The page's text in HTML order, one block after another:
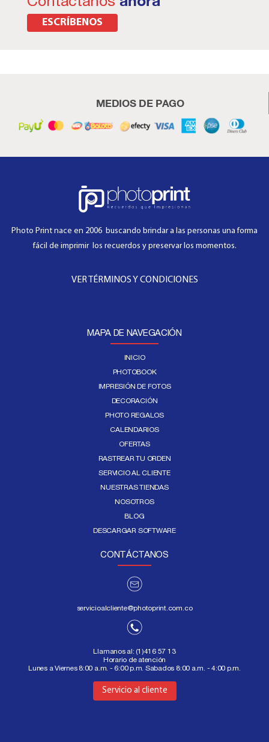
ESCRÍBENOS
MEDIOS DE PAGO
Photo Print nace en 2006 buscando brindar a las personas una forma
fácil de imprimir los recuerdos y preservar los momentos.
VER TÉRMINOS Y CONDICIONES
MAPA DE NAVEGACIÓN
INICIO
PHOTOBOOK
IMPRESIÓN DE FOTOS
DECORACIÓN
PHOTO REGALOS
CALENDARIOS
OFERTAS
RASTREAR TU ORDEN
SERVICIO AL CLIENTE
NUESTRAS TIENDAS
NOSOTROS
BLOG
DESCARGAR SOFTWARE
CONTÁCTANOS
servicioalcliente@photoprint.com.co
Llamanos al: (1)416 57 13
Horario de atención
Lunes a Viernes 8:00 a.m. - 6:00 p.m. Sabados 8:00 a.m. - 4:00 p.m.
Servicio al cliente
Aquí